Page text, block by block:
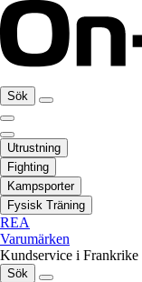
Sök
Utrustning
Fighting
Kampsporter
Fysisk Träning
REA
Varumärken
Kundservice i Frankrike
Sök